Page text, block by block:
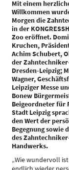
Mit einem
Willkommen
Morgen die
in der
Zoo eröffnet.
Kruchen,
Achim Schubert,
der
Dresden-Leipzig;
Wagner,
Leipziger Messe
Bonew
Beigeordneter für
Stadt Leipzig
den Wert der
Begegnung sowie
des
Handwerks.
„Wie wundervoll ist